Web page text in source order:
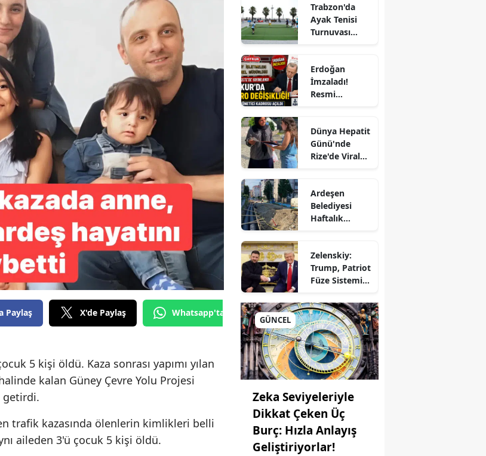
Bursa
Diyarbakır
Edirne
Erzincan
Erzurum
Eskişehir
Gümüşhane
Hatay
Paylaş X'de Paylaş Whatsapp'tan Gönder
5 kişi öldü. Kaza sonrası yapımı yılan
kalan Güney Çevre Yolu Projesi
getirdi.
trafik kazasında ölenlerin kimlikleri belli
aileden 3'ü çocuk 5 kişi öldü.
Trabzon'da
Ayak Tenisi
Turnuvası
Erdoğan
İmzaladı!
Resmi
ÇAYKUR'a 4
Yeni Kadro,
KİT'lerde
Dünya Hepatit
Günü'nde
Rize'de Viral
Seferberliği
Ardeşen
Belediyesi
Haftalık
Paylaştı:
Çalışmalar İlçe
Genelinde
Sürüyor
Zelenskiy:
Trump, Patriot
Füze Sistemi
Verdi!
GÜNCEL
Zeka Seviyeleriyle
Dikkat Çeken Üç
Burç: Hızla Anlayış
Geliştiriyorlar!